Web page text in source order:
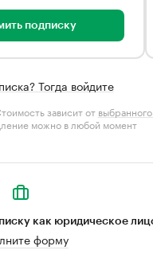
подписку
Тогда войдите
зависит от
можно в любой момент
как юридическое
форму